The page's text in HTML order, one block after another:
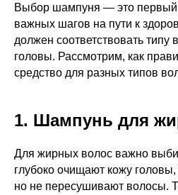
Выбор шампуня — это первый
важных шагов на пути к
должен соответствовать типу
головы. Рассмотрим, как
средство для разных типов
1. Шампунь для
Для жирных волос важно
глубоко очищают кожу
но не пересушивают волосы.